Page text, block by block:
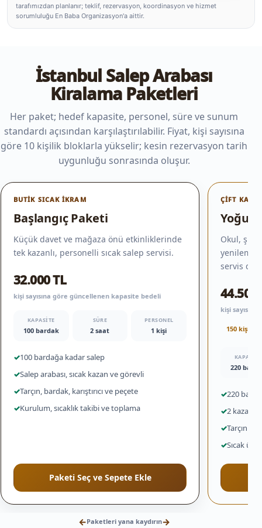
tarafımızdan planlanır; teklif, rezervasyon, koordinasyon ve hizmet
sorumluluğu En Baba Organizasyon'a aittir.
İstanbul Salep Arabası
Kiralama Paketleri
Her paket; hedef kapasite, personel, süre ve sunum
standardı açısından karşılaştırılabilir. Fiyat, kişi sayısına
göre 10 kişilik bloklarla yükselir; kesin rezervasyon tarih
uygunluğu sonrasında oluşur.
BUTIK SICAK İKRAM
Başlangıç Paketi
Küçük davet ve mağaza önü etkinliklerinde
tek kazanlı, personelli sıcak salep servisi.
32.000 TL
kişi sayısına göre güncellenen kapasite bedeli
KAPASITE
100 bardak
SÜRE
2 saat
PERSONEL
1 kişi
✓100 bardağa kadar salep
✓Salep arabası, sıcak kazan ve görevli
✓Tarçın, bardak, karıştırıcı ve peçete
✓Kurulum, sıcaklık takibi ve toplama
Paketi Seç ve Sepete Ekle
ÇIFT
Yoğun
Okul,
servis
44.500
kişi
150 kişi
KAPASITE
220
✓220
✓2 kazan
✓Tarçın ile
✓Sıcak
←Paketleri yana kaydırın→